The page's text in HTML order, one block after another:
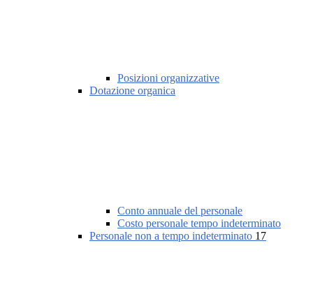
Posizioni organizzative
Dotazione organica
Conto annuale del personale
Costo personale tempo indeterminato
Personale non a tempo indeterminato 17